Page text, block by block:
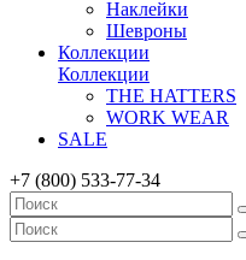
Наклейки
Шевроны
Коллекции
Коллекции
THE HATTERS
WORK WEAR
SALE
+7 (800) 533-77-34